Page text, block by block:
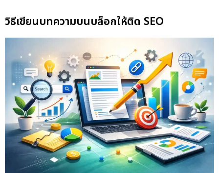
วิธีเขียนบทความบนบล็อกให้ติด SEO